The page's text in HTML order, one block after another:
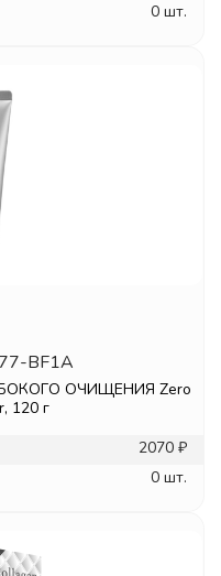
0 шт.
BF1A
ОЧИЩЕНИЯ Zero
120 г
2070 ₽
0 шт.